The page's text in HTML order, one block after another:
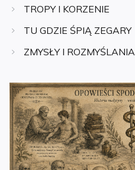
TROPY I KORZENIE
TU GDZIE ŚPIĄ ZEGARY
ZMYSŁY I ROZMYŚLANIA